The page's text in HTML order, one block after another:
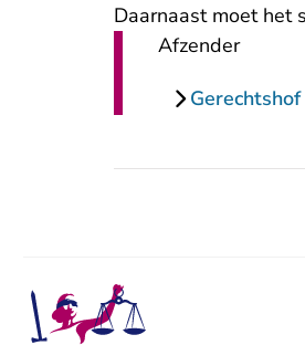
Daarnaast moet het
Afzender